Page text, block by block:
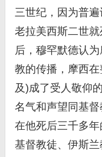
三世纪，因为普
老拉美西斯二世
后，穆罕默德认
教的传播，摩西
及)成了受人敬仰
名气和声望同基
在他死后三千多年
基督教徒、伊斯